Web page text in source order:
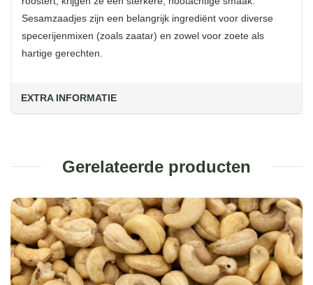
Sesamzaadjes zijn een belangrijk ingrediënt voor diverse
specerijenmixen (zoals zaatar) en zowel voor zoete als
hartige gerechten.
EXTRA INFORMATIE
Gerelateerde producten